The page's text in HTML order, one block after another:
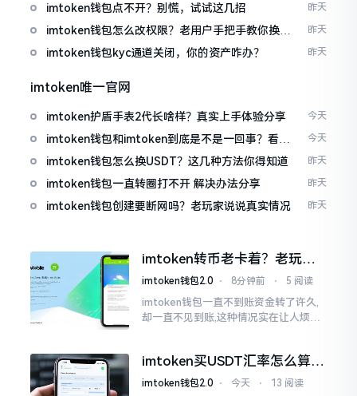
imtoken钱包点不开？别慌，试试这几招 昨天
imtoken钱包怎么改权限？老用户手把手教你换主
人
昨天
imtoken钱包kyc通道关闭，你的资产咋办？ 昨天
imtoken唯一官网
imtoken护盾手表2代长啥样？真实上手体验分享 今天
imtoken钱包和imtoken到底是不是一回事？看完
就懂了
今天
imtoken钱包怎么换USDT？这几种方法你得知道 昨天
imtoken钱包一直转圈打不开 解决办法分享 昨天
imtoken钱包创建要断网吗？老玩家说说真实情况 昨天
imtoken转币老卡着？老玩家
教你几招搞定
imtoken钱包2.0 ⋅ 8分钟前 ⋅ 5 阅读
imtoken钱包一直不到账资金转了许久,
却一直不见到账,这种情况实在让人烦躁,
热锅上的蚂蚁,慌乱无措。
imtoken买USDT汇率怎么算？
几点买最划算
imtoken钱包2.0 ⋅ 今天 ⋅ 13 阅读